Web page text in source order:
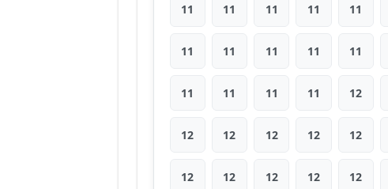
11 11 11 11 11
11 11 11 11 11
11 11 11 11 12
12 12 12 12 12
12 12 12 12 12